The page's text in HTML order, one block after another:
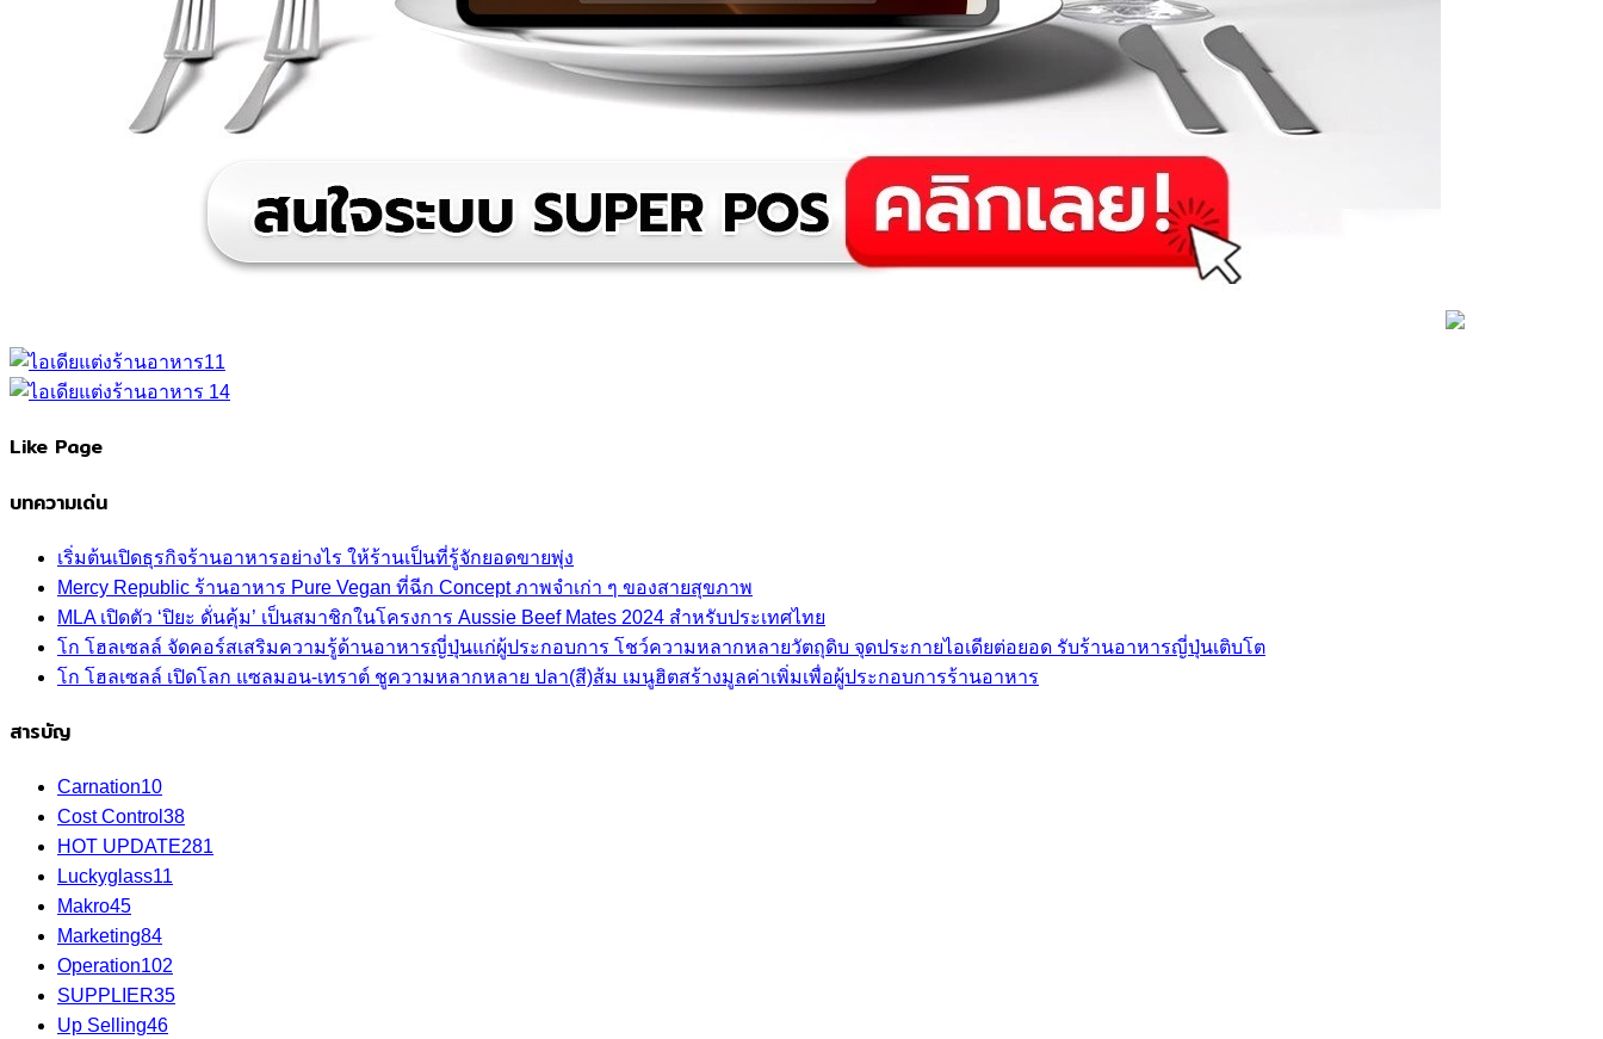
Like Page
บทความเด่น
เริ่มต้นเปิดธุรกิจร้านอาหารอย่างไร ให้ร้านเป็นที่รู้จักยอดขายพุ่ง
Mercy Republic ร้านอาหาร Pure Vegan ที่ฉีก Concept ภาพจำเก่า ๆ ของสายสุขภาพ
MLA เปิดตัว ‘ปิยะ ดั่นคุ้ม’ เป็นสมาชิกในโครงการ Aussie Beef Mates 2024 สำหรับประเทศไทย
โก โฮลเซลล์ จัดคอร์สเสริมความรู้ด้านอาหารญี่ปุ่นแก่ผู้ประกอบการ โชว์ความหลากหลายวัตถุดิบ จุดประกายไอเดียต่อยอด รับร้านอาหารญี่ปุ่นเติบโต
โก โฮลเซลล์ เปิดโลก แซลมอน-เทราต์ ชูความหลากหลาย ปลา(สี)ส้ม เมนูฮิตสร้างมูลค่าเพิ่มเพื่อผู้ประกอบการร้านอาหาร
สารบัญ
Carnation10
Cost Control 38
HOT UPDATE281
Luckyglass11
Makro45
Marketing84
Operation102
SUPPLIER35
Up Selling46